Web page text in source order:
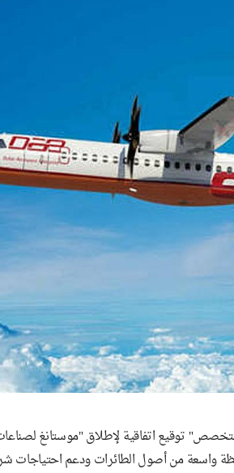
توقيع اتفاقية لإطلاق "موستانغ
واسعة من أصول الطائرات ودعم احتياجات